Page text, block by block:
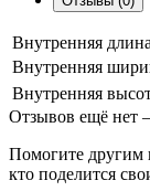
Внутренняя
Внутренняя
Внутренняя
Отзывов ещё нет
Помогите другим
кто поделится